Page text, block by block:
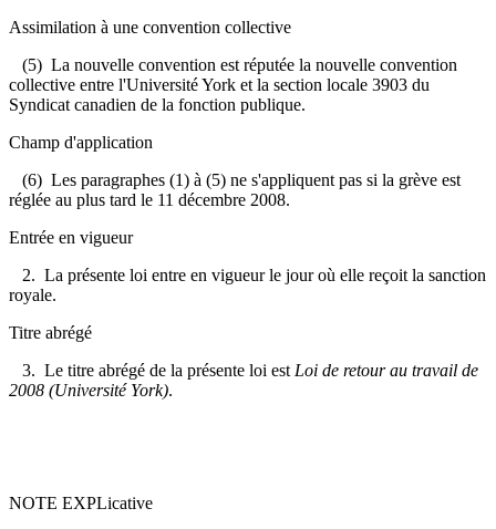
Assimilation à une convention collective
(5) La nouvelle convention est réputée la nouvelle convention
collective entre l'Université York et la section locale 3903 du
Syndicat canadien de la fonction publique.
Champ d'application
(6) Les paragraphes (1) à (5) ne s'appliquent pas si la grève est
réglée au plus tard le 11 décembre 2008.
Entrée en vigueur
2. La présente loi entre en vigueur le jour où elle reçoit la sanction
royale.
Titre abrégé
3. Le titre abrégé de la présente loi est Loi de retour au travail de
2008 (Université York).
NOTE EXPLicative